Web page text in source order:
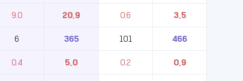
9.0 20.9 0.6 3.5
6 365 101 466
0.4 5.0 0.2 0.9